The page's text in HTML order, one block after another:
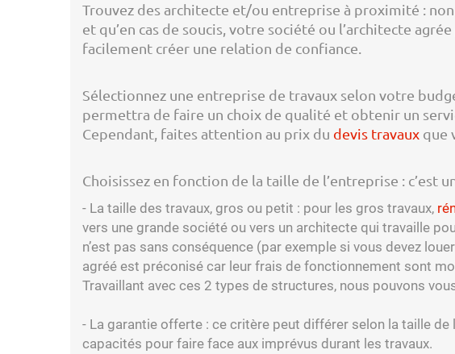
Trouvez des architecte et/ou entreprise à proximité :
et qu’en cas de soucis, votre société ou l’architecte
facilement créer une relation de confiance.
Sélectionnez une entreprise de travaux selon votre
permettra de faire un choix de qualité et obtenir un
Cependant, faites attention au prix du devis travaux que
Choisissez en fonction de la taille de l’entreprise :
- La taille des travaux, gros ou petit : pour les gros travaux,
vers une grande société ou vers un architecte qui travaille
n’est pas sans conséquence (par exemple si vous devez
agréé est préconisé car leur frais de fonctionnement sont
Travaillant avec ces 2 types de structures, nous pouvons
- La garantie offerte : ce critère peut différer selon la taille de
capacités pour faire face aux imprévus durant les travaux.